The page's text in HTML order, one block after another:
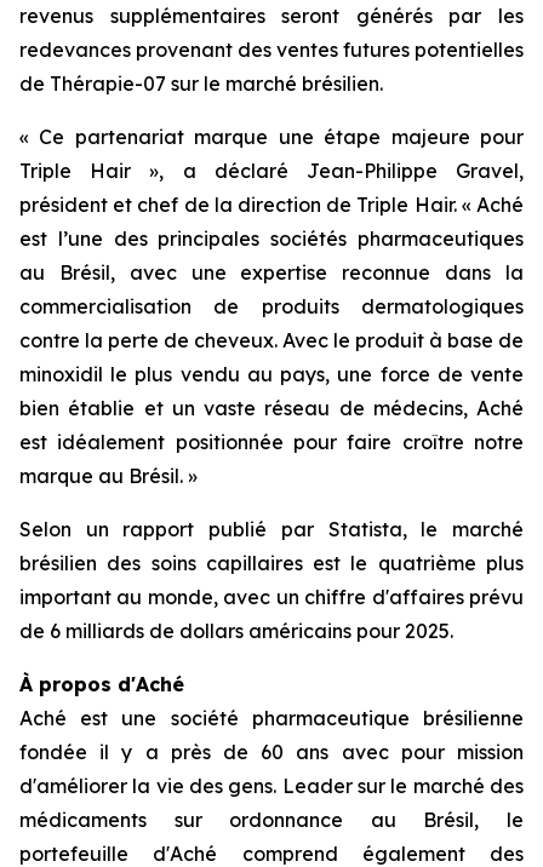
revenus supplémentaires seront générés par les
redevances provenant des ventes futures potentielles
de Thérapie-07 sur le marché brésilien.
« Ce partenariat marque une étape majeure pour
Triple Hair », a déclaré Jean-Philippe Gravel,
président et chef de la direction de Triple Hair. « Aché
est l’une des principales sociétés pharmaceutiques
au Brésil, avec une expertise reconnue dans la
commercialisation de produits dermatologiques
contre la perte de cheveux. Avec le produit à base de
minoxidil le plus vendu au pays, une force de vente
bien établie et un vaste réseau de médecins, Aché
est idéalement positionnée pour faire croître notre
marque au Brésil. »
Selon un rapport publié par Statista, le marché
brésilien des soins capillaires est le quatrième plus
important au monde, avec un chiffre d'affaires prévu
de 6 milliards de dollars américains pour 2025.
À propos d'Aché
Aché est une société pharmaceutique brésilienne
fondée il y a près de 60 ans avec pour mission
d'améliorer la vie des gens. Leader sur le marché des
médicaments sur ordonnance au Brésil, le
portefeuille d'Aché comprend également des